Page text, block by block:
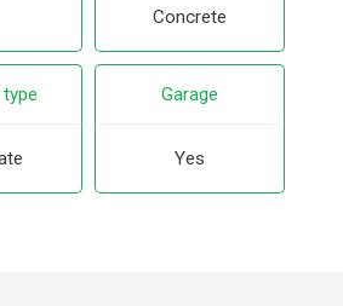
Concrete
Garage
Yes